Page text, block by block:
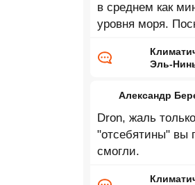
в среднем как
уровня моря.
Эль-
Александр
Dron, жаль
"отсебятины" вы
смогли.